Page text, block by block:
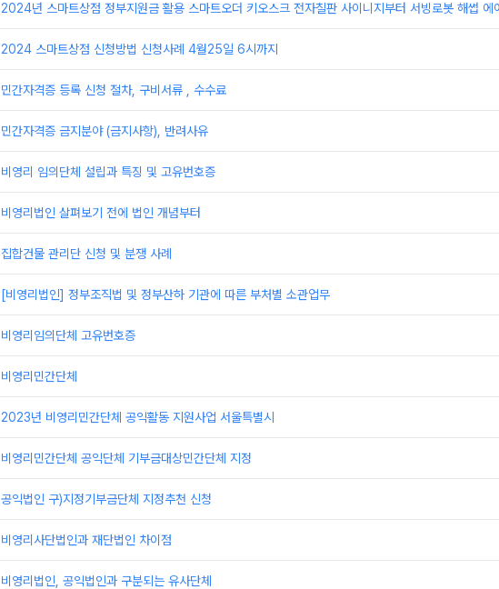
2024년 스마트상점 정부지원금 활용 스마트오더 키오스크 전자칠판 사이니지부터 서빙로봇 해썹
2024 스마트상점 신청방법 신청사례 4월25일 6시까지
민간자격증 등록 신청 절차, 구비서류 , 수수료
민간자격증 금지분야 (금지사항), 반려사유
비영리 임의단체 설립과 특징 및 고유번호증
비영리법인 살펴보기 전에 법인 개념부터
집합건물 관리단 신청 및 분쟁 사례
[비영리법인] 정부조직법 및 정부산하 기관에 따른 부처별 소관업무
비영리임의단체 고유번호증
비영리민간단체
2023년 비영리민간단체 공익활동 지원사업 서울특별시
비영리민간단체 공익단체 기부금대상민간단체 지정
공익법인 구)지정기부금단체 지정추천 신청
비영리사단법인과 재단법인 차이점
비영리법인, 공익법인과 구분되는 유사단체